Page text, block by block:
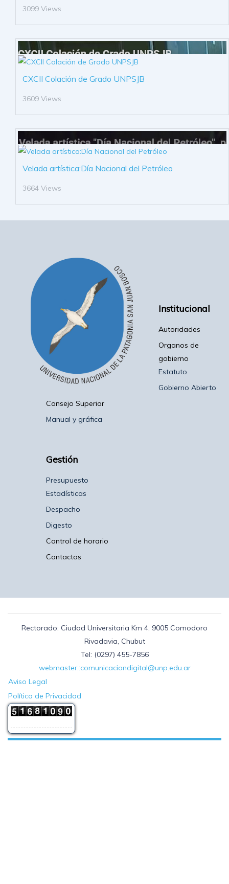
3099 Views
CXCII Colación de Grado UNPSJB
3609 Views
Velada artística:Día Nacional del Petróleo
3664 Views
Institucional
Autoridades
Organos de
gobierno
Estatuto
Gobierno Abierto
Consejo Superior
Manual y gráfica
Gestión
Presupuesto
Estadísticas
Despacho
Digesto
Control de horario
Contactos
Rectorado: Ciudad Universitaria Km 4, 9005 Comodoro
Rivadavia, Chubut
Tel: (0297) 455-7856
webmaster::comunicaciondigital@unp.edu.ar
Aviso Legal
Política de Privacidad